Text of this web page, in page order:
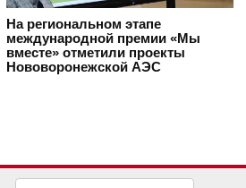
На региональном этапе
международной премии «Мы
вместе» отметили проекты
Нововоронежской АЭС